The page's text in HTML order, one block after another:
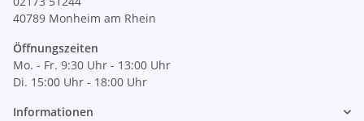
40789 Monheim am Rhein
Öffnungszeiten
Mo. - Fr. 9:30 Uhr - 13:00 Uhr
Di. 15:00 Uhr - 18:00 Uhr
Informationen